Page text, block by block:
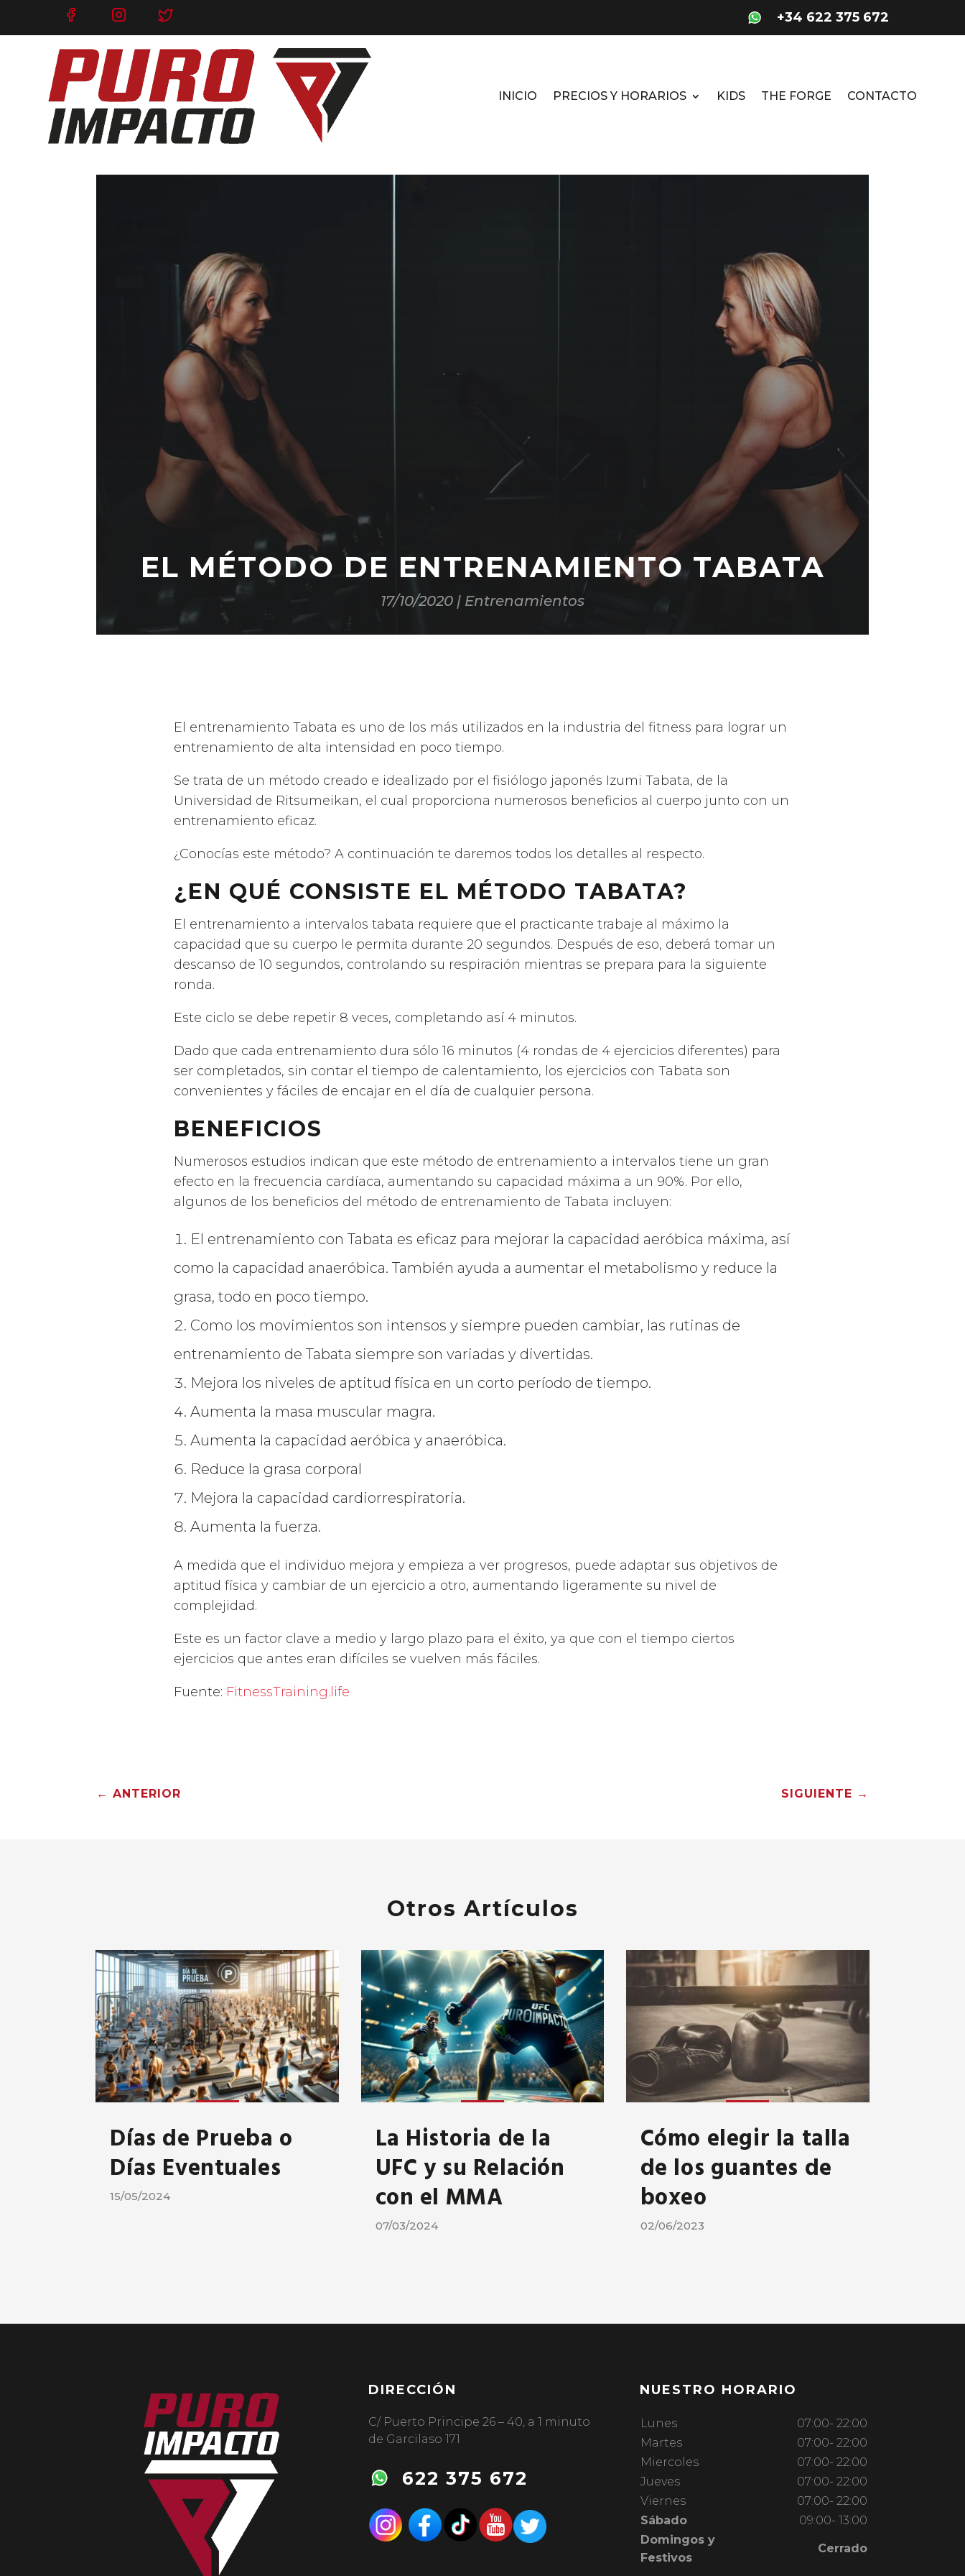
+34 622 375 672
INICIO PRECIOS Y HORARIOS KIDS THE FORGE CONTACTO
EL MÉTODO DE ENTRENAMIENTO TABATA
17/10/2020 | Entrenamientos
El entrenamiento Tabata es uno de los más utilizados en la industria del fitness para lograr un
entrenamiento de alta intensidad en poco tiempo.
Se trata de un método creado e idealizado por el fisiólogo japonés Izumi Tabata, de la
Universidad de Ritsumeikan, el cual proporciona numerosos beneficios al cuerpo junto con un
entrenamiento eficaz.
¿Conocías este método? A continuación te daremos todos los detalles al respecto.
¿EN QUÉ CONSISTE EL MÉTODO TABATA?
El entrenamiento a intervalos tabata requiere que el practicante trabaje al máximo la
capacidad que su cuerpo le permita durante 20 segundos. Después de eso, deberá tomar un
descanso de 10 segundos, controlando su respiración mientras se prepara para la siguiente
ronda.
Este ciclo se debe repetir 8 veces, completando así 4 minutos.
Dado que cada entrenamiento dura sólo 16 minutos (4 rondas de 4 ejercicios diferentes) para
ser completados, sin contar el tiempo de calentamiento, los ejercicios con Tabata son
convenientes y fáciles de encajar en el día de cualquier persona.
BENEFICIOS
Numerosos estudios indican que este método de entrenamiento a intervalos tiene un gran
efecto en la frecuencia cardíaca, aumentando su capacidad máxima a un 90%. Por ello,
algunos de los beneficios del método de entrenamiento de Tabata incluyen:
El entrenamiento con Tabata es eficaz para mejorar la capacidad aeróbica máxima, así
como la capacidad anaeróbica. También ayuda a aumentar el metabolismo y reduce la
grasa, todo en poco tiempo.
Como los movimientos son intensos y siempre pueden cambiar, las rutinas de
entrenamiento de Tabata siempre son variadas y divertidas.
Mejora los niveles de aptitud física en un corto período de tiempo.
Aumenta la masa muscular magra.
Aumenta la capacidad aeróbica y anaeróbica.
Reduce la grasa corporal
Mejora la capacidad cardiorrespiratoria.
Aumenta la fuerza.
A medida que el individuo mejora y empieza a ver progresos, puede adaptar sus objetivos de
aptitud física y cambiar de un ejercicio a otro, aumentando ligeramente su nivel de
complejidad.
Este es un factor clave a medio y largo plazo para el éxito, ya que con el tiempo ciertos
ejercicios que antes eran difíciles se vuelven más fáciles.
Fuente: FitnessTraining.life
←ANTERIOR SIGUIENTE →
Otros Artículos
Días de Prueba o
Días Eventuales
15/05/2024
La Historia de la
UFC y su Relación
con el MMA
07/03/2024
Cómo elegir la talla
de los guantes de
boxeo
02/06/2023
DIRECCIÓN
C/ Puerto Principe 26 – 40, a 1 minuto
de Garcilaso 171
622 375 672
NUESTRO HORARIO
Lunes
07:00- 22:00
Martes
07:00- 22:00
Miercoles
07:00- 22:00
Jueves
07:00- 22:00
Viernes
07:00- 22:00
Sábado
09:00- 13:00
Domingos y
Festivos
Cerrado